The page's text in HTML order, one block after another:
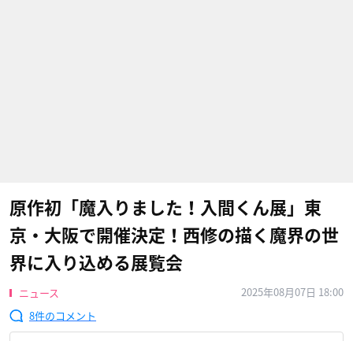
原作初「魔入りました！入間くん展」東
京・大阪で開催決定！西修の描く魔界の世
界に入り込める展覧会
ニュース
2025年08月07日 18:00
8